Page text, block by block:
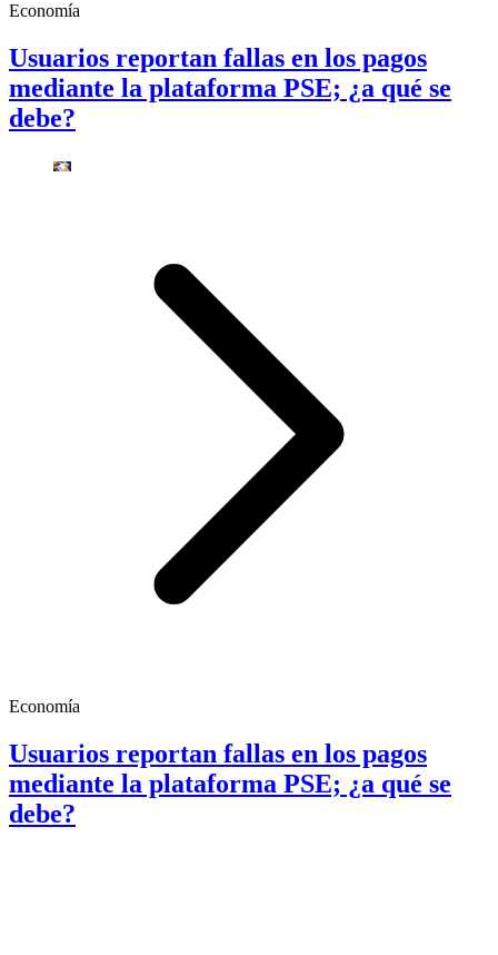
Economía
Usuarios reportan fallas en los pagos
mediante la plataforma PSE; ¿a qué se
debe?
Economía
Usuarios reportan fallas en los pagos
mediante la plataforma PSE; ¿a qué se
debe?